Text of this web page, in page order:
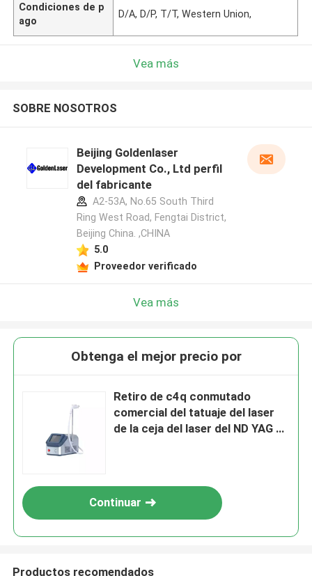
Condiciones de p
ago
D/A, D/P, T/T, Western Union,
Vea más
SOBRE NOSOTROS
Beijing Goldenlaser
Development Co., Ltd perfil
del fabricante
A2-53A, No.65 South Third
Ring West Road, Fengtai District,
Beijing China. ,CHINA
5.0
Proveedor verificado
Vea más
Obtenga el mejor precio por
Retiro de c4q conmutado
comercial del tatuaje del laser
de la ceja del laser del ND YAG de
Continuar
Productos recomendados